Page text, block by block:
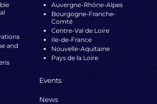
and
Auvergne-Rhône-Alpes
Bourgogne-Franche-
Comté
Centre-Val de Loire
Ile-de-France
Nouvelle-Aquitaine
Pays de la Loire
Events
News